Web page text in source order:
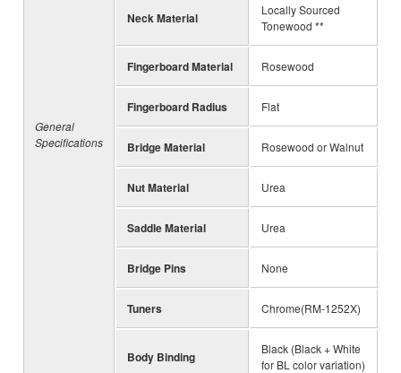
General
Specifications
Neck Material
Locally Sourced
Tonewood **
Fingerboard Material Rosewood
Fingerboard Radius Flat
Bridge Material Rosewood or Walnut
Nut Material Urea
Saddle Material Urea
Bridge Pins None
Tuners Chrome(RM-1252X)
Body Binding
Black (Black + White
for BL color variation)